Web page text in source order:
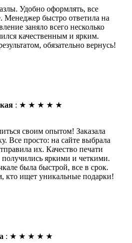
Удобно оформлять, все
Менеджер быстро ответила на
заняло всего несколько
качественным и ярким.
обязательно вернусь!
: ★ ★ ★ ★ ★
своим опытом! Заказала
Все просто: на сайте выбрала
их. Качество печати
яркими и четкими.
была быстрой, все в срок.
кто ищет уникальные подарки!
: ★ ★ ★ ★ ★